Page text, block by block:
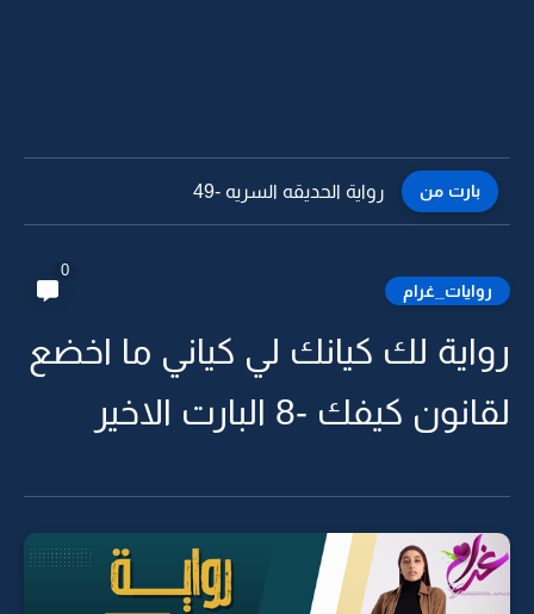
بارت من رواية الحديقه السريه -49
روايات_غرام
0
رواية لك كيانك لي كياني ما اخضع
لقانون كيفك -8 البارت الاخير